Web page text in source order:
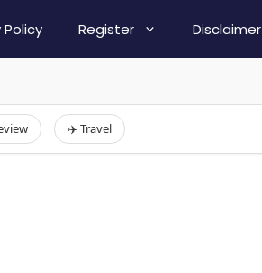
Policy Register Disclaimer
✈️ Travel